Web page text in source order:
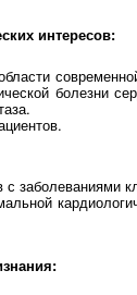
интересов:
болезни
заболеваниями